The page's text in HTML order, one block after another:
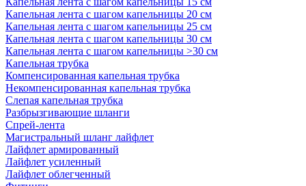
Капельная лента с шагом капельницы 20 см
Капельная лента с шагом капельницы 25 см
Капельная лента с шагом капельницы 30 см
Капельная лента с шагом капельницы >30 см
Капельная трубка
Компенсированная капельная трубка
Некомпенсированная капельная трубка
Слепая капельная трубка
Разбрызгивающие шланги
Спрей-лента
Магистральный шланг лайфлет
Лайфлет армированный
Лайфлет усиленный
Лайфлет облегченный